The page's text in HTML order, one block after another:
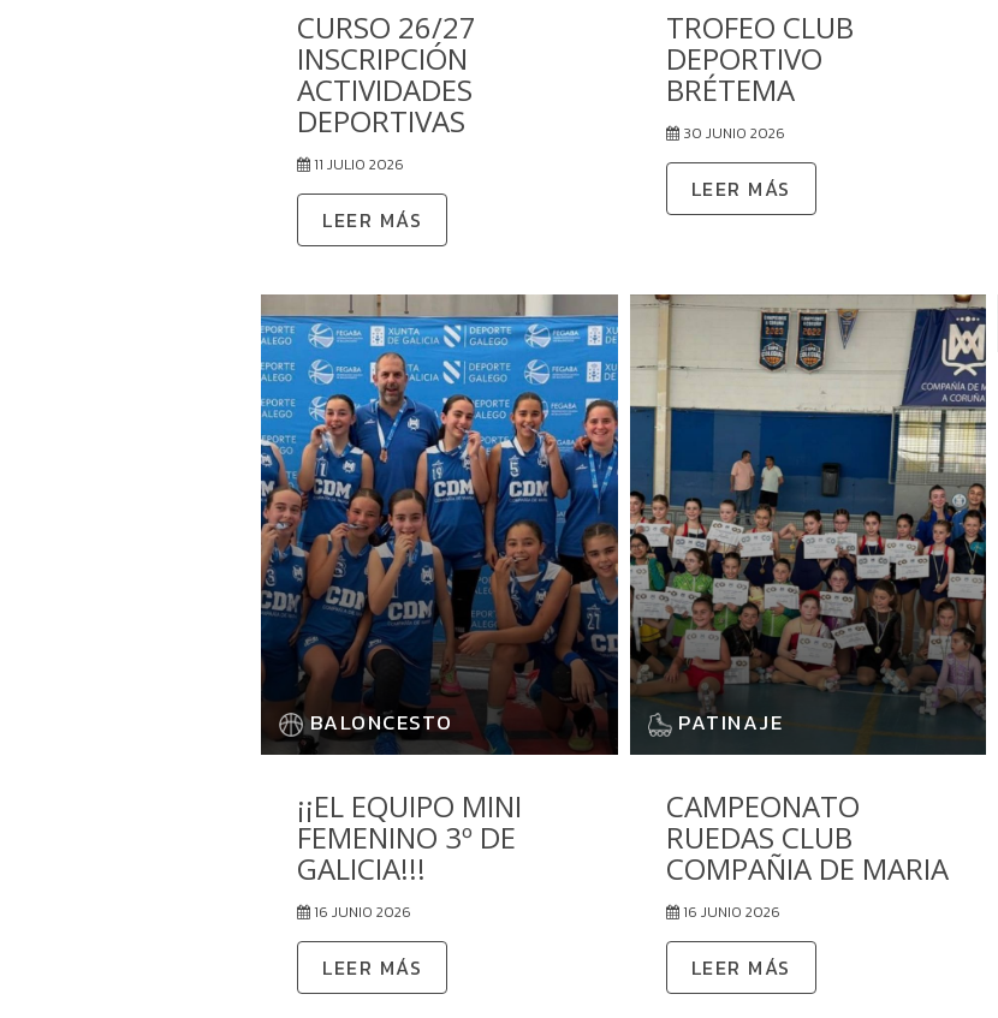
CURSO 26/27
INSCRIPCIÓN
ACTIVIDADES
DEPORTIVAS
11 JULIO 2026
LEER MÁS
TROFEO CLUB
DEPORTIVO
BRÉTEMA
30 JUNIO 2026
LEER MÁS
BALONCESTO
¡¡EL EQUIPO MINI
FEMENINO 3º DE
GALICIA!!!
16 JUNIO 2026
LEER MÁS
PATINAJE
CAMPEONATO
RUEDAS CLUB
COMPAÑIA DE MARIA
16 JUNIO 2026
LEER MÁS